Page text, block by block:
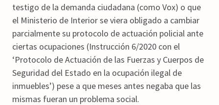
testigo de la demanda ciudadana (como Vox) o que
el Ministerio de Interior se viera obligado a cambiar
parcialmente su protocolo de actuación policial ante
ciertas ocupaciones (Instrucción 6/2020 con el
‘Protocolo de Actuación de las Fuerzas y Cuerpos de
Seguridad del Estado en la ocupación ilegal de
inmuebles’) pese a que meses antes negaba que las
mismas fueran un problema social.